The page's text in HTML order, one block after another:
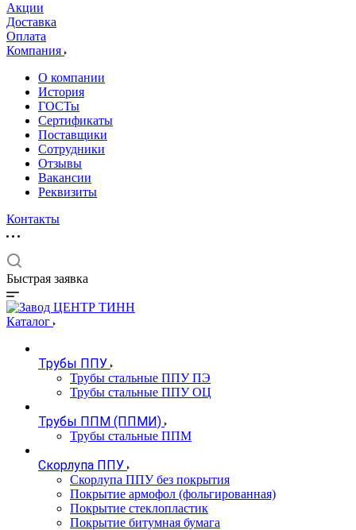
Акции
Доставка
Оплата
Компания
О компании
История
ГОСТы
Сертификаты
Поставщики
Сотрудники
Отзывы
Вакансии
Реквизиты
Контакты
Быстрая заявка
Каталог
Трубы ППУ
Трубы стальные ППУ ПЭ
Трубы стальные ППУ ОЦ
Трубы ППМ (ППМИ)
Трубы стальные ППМ
Скорлупа ППУ
Скорлупа ППУ без покрытия
Покрытие армофол (фольгированная)
Покрытие стеклопластик
Покрытие битумная бумага